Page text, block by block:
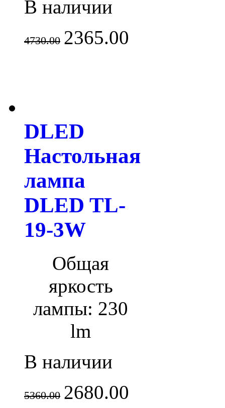
В наличии
4730.00 2365.00
DLED
Настольная
лампа
DLED TL-
19-3W
Общая
яркость
лампы: 230
lm
В наличии
5360.00 2680.00